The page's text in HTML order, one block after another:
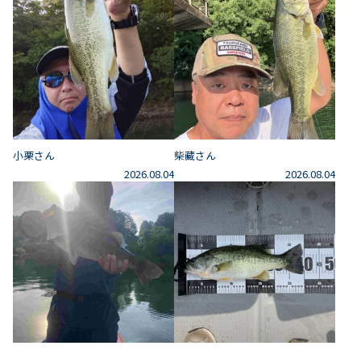
小栗さん
2026.08.04
柴藏さん
2026.08.04